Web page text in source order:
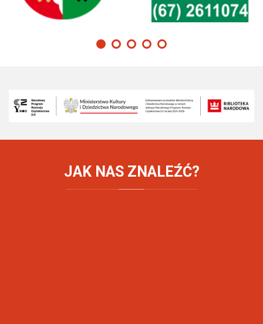
JAKNAS ZNALEŹĆ?